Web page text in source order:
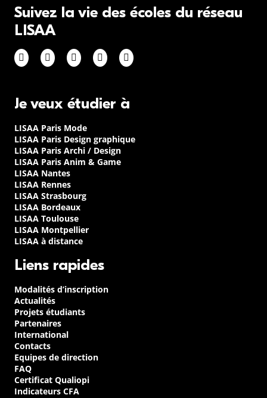
Suivez la vie des écoles du réseau
LISAA
Je veux étudier à
LISAA Paris Mode
LISAA Paris Design graphique
LISAA Paris Archi / Design
LISAA Paris Anim & Game
LISAA Nantes
LISAA Rennes
LISAA Strasbourg
LISAA Bordeaux
LISAA Toulouse
LISAA Montpellier
LISAA à distance
Liens rapides
Modalités d’inscription
Actualités
Projets étudiants
Partenaires
International
Contacts
Equipes de direction
FAQ
Certificat Qualiopi
Indicateurs CFA